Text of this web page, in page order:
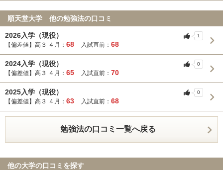
順天堂大学 他の勉強法の口コミ
2026入学（現役）
【偏差値】高３ ４月： 68 入試直前： 68
1
2024入学（現役）
【偏差値】高３ ４月： 65 入試直前： 70
0
2025入学（現役）
【偏差値】高３ ４月： 63 入試直前： 68
0
勉強法の口コミ一覧へ戻る
他の大学の口コミを探す